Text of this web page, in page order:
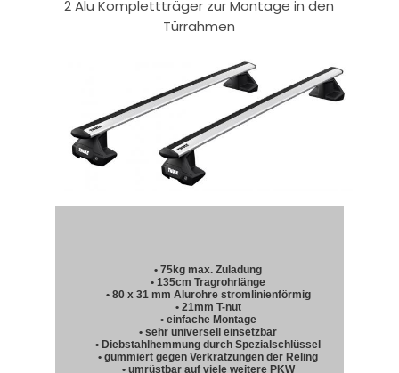
2 Alu Komplettträger zur Montage in den
Türrahmen
• 75kg max. Zuladung
• 135cm Tragrohrlänge
• 80 x 31 mm Alurohre stromlinienförmig
• 21mm T-nut
• einfache Montage
• sehr universell einsetzbar
• Diebstahlhemmung durch Spezialschlüssel
• gummiert gegen Verkratzungen der Reling
• umrüstbar auf viele weitere PKW